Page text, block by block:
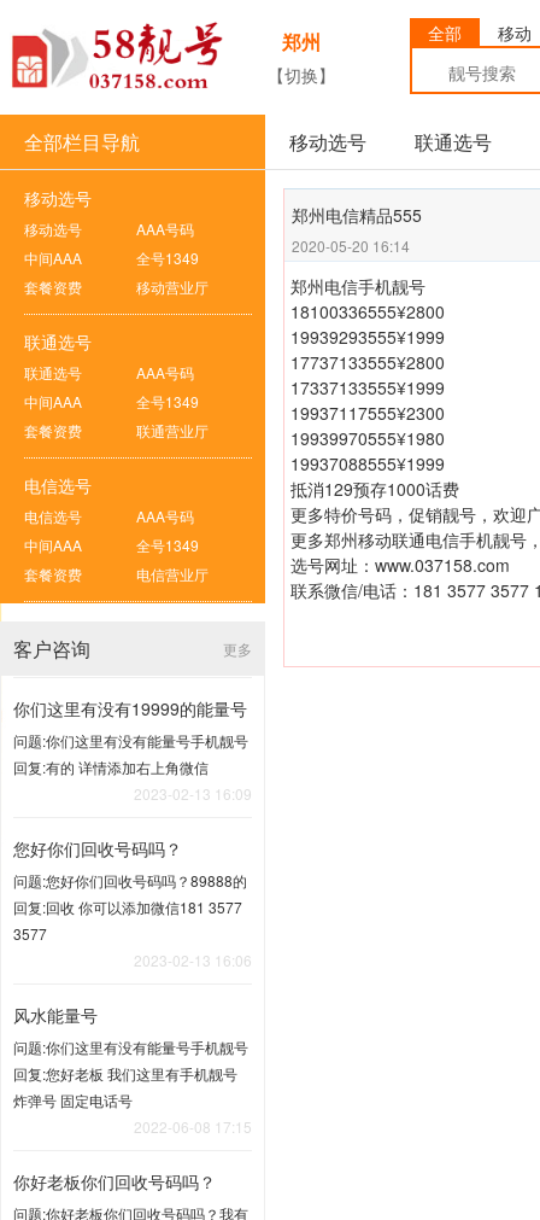
郑州
【切换】
全部 移动
全部栏目导航 移动选号 联通选号
移动选号
移动选号
AAA号码
中间AAA
全号1349
套餐资费
移动营业厅
联通选号
联通选号
AAA号码
中间AAA
全号1349
套餐资费
联通营业厅
电信选号
电信选号
AAA号码
中间AAA
全号1349
套餐资费
电信营业厅
更多
客户咨询
你们这里有没有19999的能量号
问题:你们这里有没有能量号手机靓号
回复:有的 详情添加右上角微信
2023-02-13 16:09
您好你们回收号码吗？
问题:您好你们回收号码吗？89888的
回复:回收 你可以添加微信181 3577
3577
2023-02-13 16:06
风水能量号
问题:你们这里有没有能量号手机靓号
回复:您好老板 我们这里有手机靓号
炸弹号 固定电话号
2022-06-08 17:15
你好老板你们回收号码吗？
问题:你好老板你们回收号码吗？我有
郑州电信精品555
2020-05-20 16:14
郑州电信手机靓号
18100336555¥2800
19939293555¥1999
17737133555¥2800
17337133555¥1999
19937117555¥2300
19939970555¥1980
19937088555¥1999
抵消129预存1000话费
更多特价号码，促销靓号，欢迎
更多郑州移动联通电信手机靓号
选号网址： www.037158.com
联系微信/电话：181 3577 3577